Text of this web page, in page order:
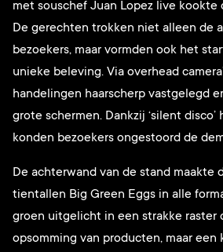
met souschef Juan Lopez live kookte
De gerechten trokken niet alleen de
bezoekers, maar vormden ook het
unieke beleving. Via overhead
handelingen haarscherp vastgelegd
grote schermen. Dankzij ‘silent
konden bezoekers ongestoord de
De achterwand van de stand maakte
tientallen Big Green Eggs in alle
groen uitgelicht in een strakke raster
opsomming van producten, maar een